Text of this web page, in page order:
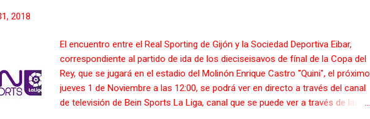
2018
El encuentro entre el Real Sporting de Gijón y la Sociedad Deportiva Eibar,
correspondiente al partido de ida de los dieciseisavos de fínal de la Copa del
Rey, que se jugará en el estadio del Molinón Enrique Castro "Quini", el próximo
jueves 1 de Noviembre a las 12:00, se podrá ver en directo a través del canal
de televisión de Bein Sports La Liga, canal que se puede ver a través de las